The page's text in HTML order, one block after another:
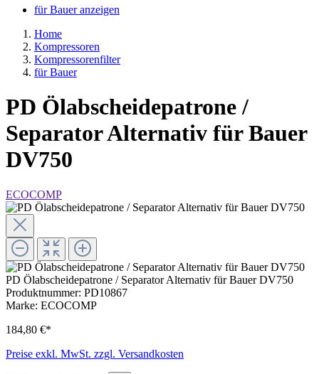
für Bauer anzeigen
Home
Kompressoren
Kompressorenfilter
für Bauer
PD Ölabscheidepatrone /
Separator Alternativ für Bauer
DV750
ECOCOMP
PD Ölabscheidepatrone / Separator Alternativ für Bauer DV750
Produktnummer: PD10867
Marke: ECOCOMP
184,80 €*
Preise exkl. MwSt. zzgl. Versandkosten